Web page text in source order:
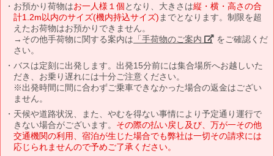
お預かり荷物はお一人様１個となり、大きさは縦・横・高さの合
計1.2m以内のサイズ(機内持込サイズ) までとなります。制限を超
えたお荷物はお預かりできません。
→その他手荷物に関する案内は 「手荷物のご案内」 をご確認くだ
さい。
バスは定刻に出発します。出発15分前には集合場所へお越しいた
だき、お乗り遅れには十分ご注意ください。
※出発時間に間に合わずご乗車できなかった場合の返金はござい
ません。
天候や道路状況、また、やむを得ない事情により予定通り運行で
きない場合がございます。 その際の払い戻し及び、万が一その他
交通機関の利用、宿泊が生じた場合でも弊社は一切その請求には
応じられませんので予めご了承ください。